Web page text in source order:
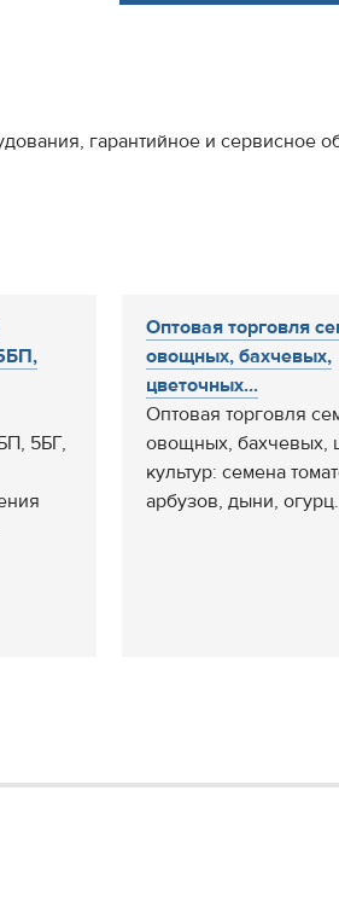
гарантийное и сервисное
5БГ,
Оптовая торговля
овощных, бахчевых,
цветочных...
Оптовая торговля
овощных, бахчевых,
культур: семена
арбузов, дыни,